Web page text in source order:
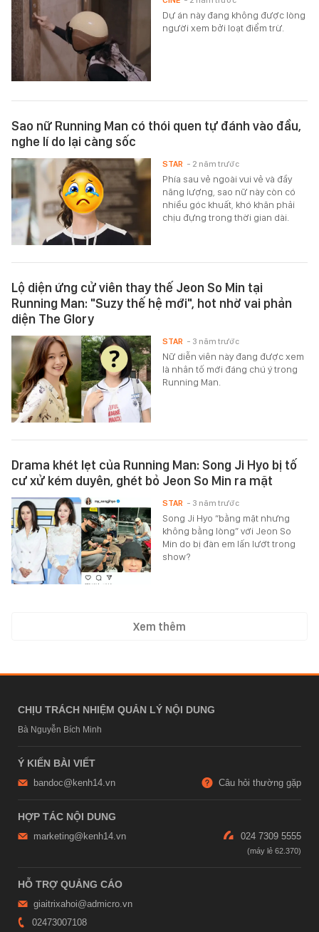
Dự án này đang không được lòng
người xem bởi loạt điểm trừ.
Sao nữ Running Man có thói quen tự đánh vào đầu,
nghe lí do lại càng sốc
Phía sau vẻ ngoài vui vẻ và đầy
năng lượng, sao nữ này còn có
nhiều góc khuất, khó khăn phải
chịu đựng trong thời gian dài.
STAR - 2 năm trước
Lộ diện ứng cử viên thay thế Jeon So Min tại
Running Man: "Suzy thế hệ mới", hot nhờ vai phản
diện The Glory
Nữ diễn viên này đang được xem
là nhân tố mới đáng chú ý trong
Running Man.
STAR - 3 năm trước
Drama khét lẹt của Running Man: Song Ji Hyo bị tố
cư xử kém duyên, ghét bỏ Jeon So Min ra mặt
Song Ji Hyo “bằng mặt nhưng
không bằng lòng” với Jeon So
Min do bị đàn em lấn lướt trong
show?
STAR - 3 năm trước
Xem thêm
CHỊU TRÁCH NHIỆM QUẢN LÝ NỘI DUNG
Bà Nguyễn Bích Minh
Ý KIẾN BÀI VIẾT
bandoc@kenh14.vn Câu hỏi thường gặp
HỢP TÁC NỘI DUNG
marketing@kenh14.vn 024 7309 5555
HỖ TRỢ QUẢNG CÁO
giaitrixahoi@admicro.vn
02473007108